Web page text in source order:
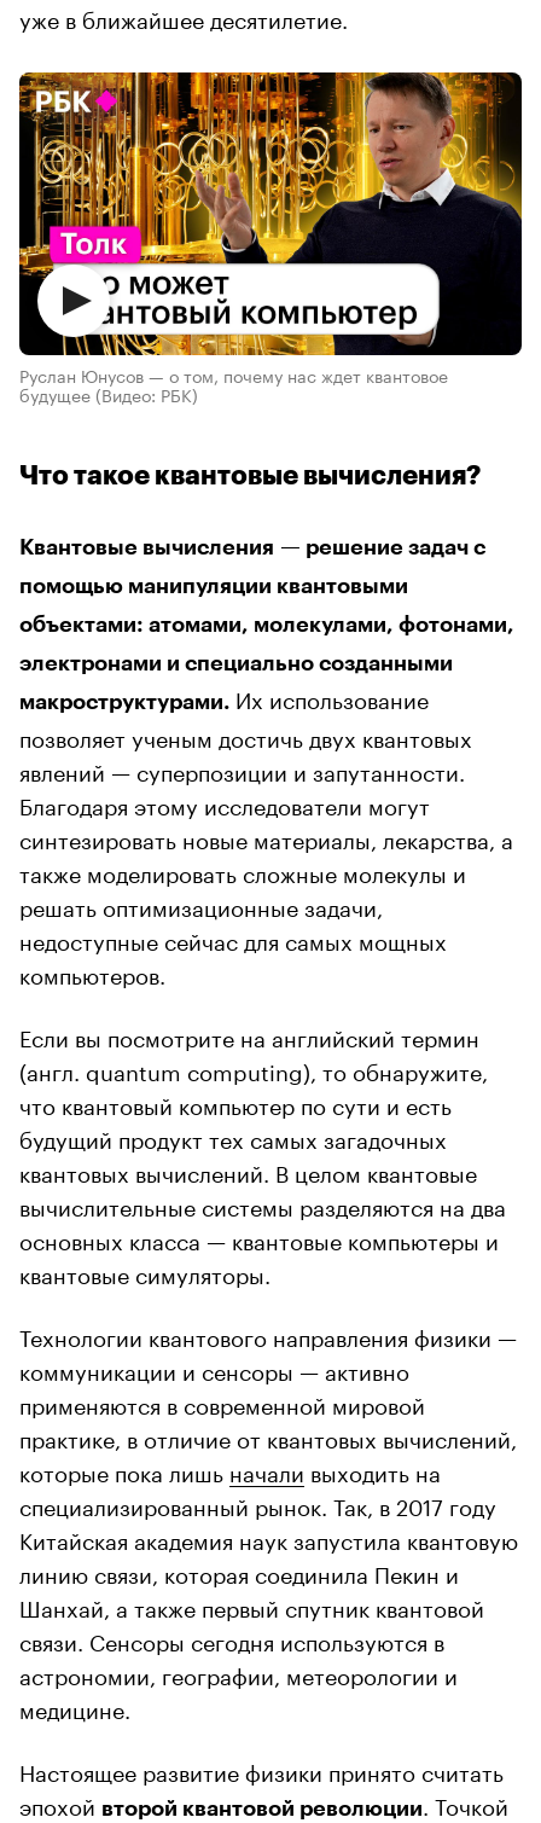
уже в ближайшее десятилетие.
Руслан Юнусов — о том, почему нас ждет квантовое
будущее (Видео: РБК)
Что такое квантовые вычисления?
Квантовые вычисления — решение задач с
помощью манипуляции квантовыми
объектами: атомами, молекулами, фотонами,
электронами и специально созданными
макроструктурами. Их использование
позволяет ученым достичь двух квантовых
явлений — суперпозиции и запутанности.
Благодаря этому исследователи могут
синтезировать новые материалы, лекарства, а
также моделировать сложные молекулы и
решать оптимизационные задачи,
недоступные сейчас для самых мощных
компьютеров.
Если вы посмотрите на английский термин
(англ. quantum computing), то обнаружите,
что квантовый компьютер по сути и есть
будущий продукт тех самых загадочных
квантовых вычислений. В целом квантовые
вычислительные системы разделяются на два
основных класса — квантовые компьютеры и
квантовые симуляторы.
Технологии квантового направления физики —
коммуникации и сенсоры — активно
применяются в современной мировой
практике, в отличие от квантовых вычислений,
которые пока лишь начали выходить на
специализированный рынок. Так, в 2017 году
Китайская академия наук запустила квантовую
линию связи, которая соединила Пекин и
Шанхай, а также первый спутник квантовой
связи. Сенсоры сегодня используются в
астрономии, географии, метеорологии и
медицине.
Настоящее развитие физики принято считать
эпохой второй квантовой революции
. Точкой